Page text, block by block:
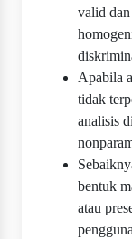
valid
Apabila
tidak
analisis
bentuk
atau